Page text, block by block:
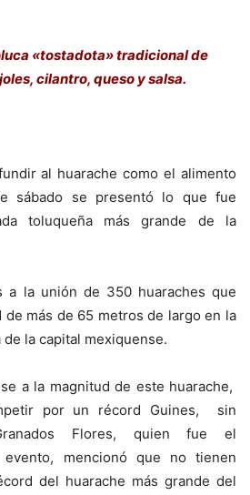
«tostadota» tradicional de
cilantro, queso y salsa.
al huarache como el alimento
sábado se presentó lo que fue
toluqueña más grande de la
a la unión de 350 huaraches que
más de 65 metros de largo en la
de la capital mexiquense.
a la magnitud de este huarache,
por un récord Guines, sin
Flores, quien fue el
mencionó que no tienen
del huarache más grande del